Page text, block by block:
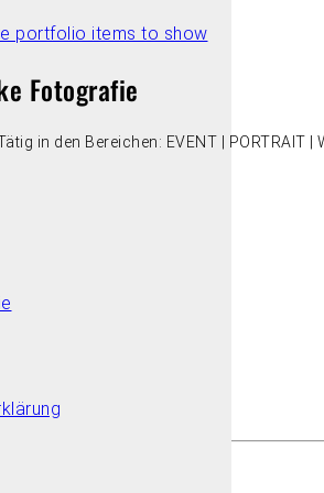
portfolio items to show
Fotografie
in den Bereichen: EVENT | PORTRAIT |